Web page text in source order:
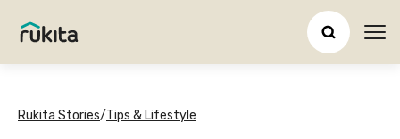
Rukita Stories/Tips & Lifestyle